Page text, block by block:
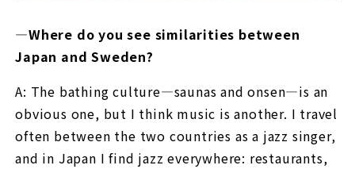
—Where do you see similarities between
Japan and Sweden?
A: The bathing culture—saunas and onsen—is an
obvious one, but I think music is another. I travel
often between the two countries as a jazz singer,
and in Japan I find jazz everywhere: restaurants,